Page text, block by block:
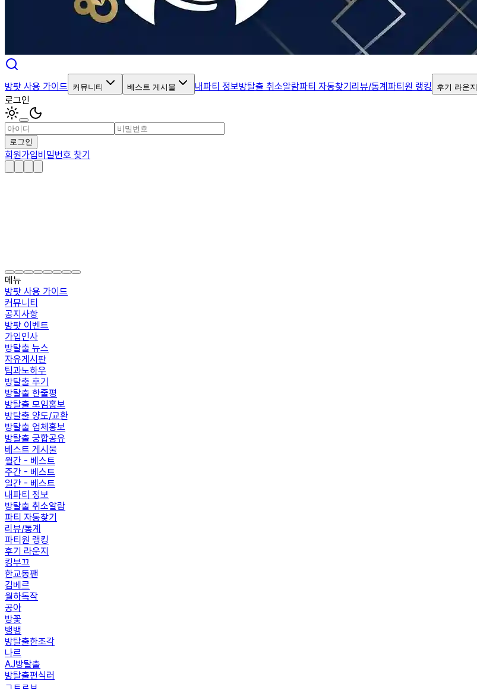
방팟 사용 가이드 커뮤니티 베스트 게시물 내파티 정보방탈출 취소알람파티 자동찾기리뷰/통계파티원 랭킹 후기 라운지
로그인
로그인
회원가입비밀번호 찾기
메뉴
방팟 사용 가이드
커뮤니티
공지사항
방팟 이벤트
가입인사
방탈출 뉴스
자유게시판
팁과노하우
방탈출 후기
방탈출 한줄평
방탈출 모임홍보
방탈출 양도/교환
방탈출 업체홍보
방탈출 궁합공유
베스트 게시물
월간 - 베스트
주간 - 베스트
일간 - 베스트
내파티 정보
방탈출 취소알람
파티 자동찾기
리뷰/통계
파티원 랭킹
후기 라운지
킹부끄
한교동팬
김베르
월하독작
공아
방꽃
뱅뱅
방탈출한조각
나르
AJ방탈출
방탈출편식러
ㄱㅌㄹㅂ